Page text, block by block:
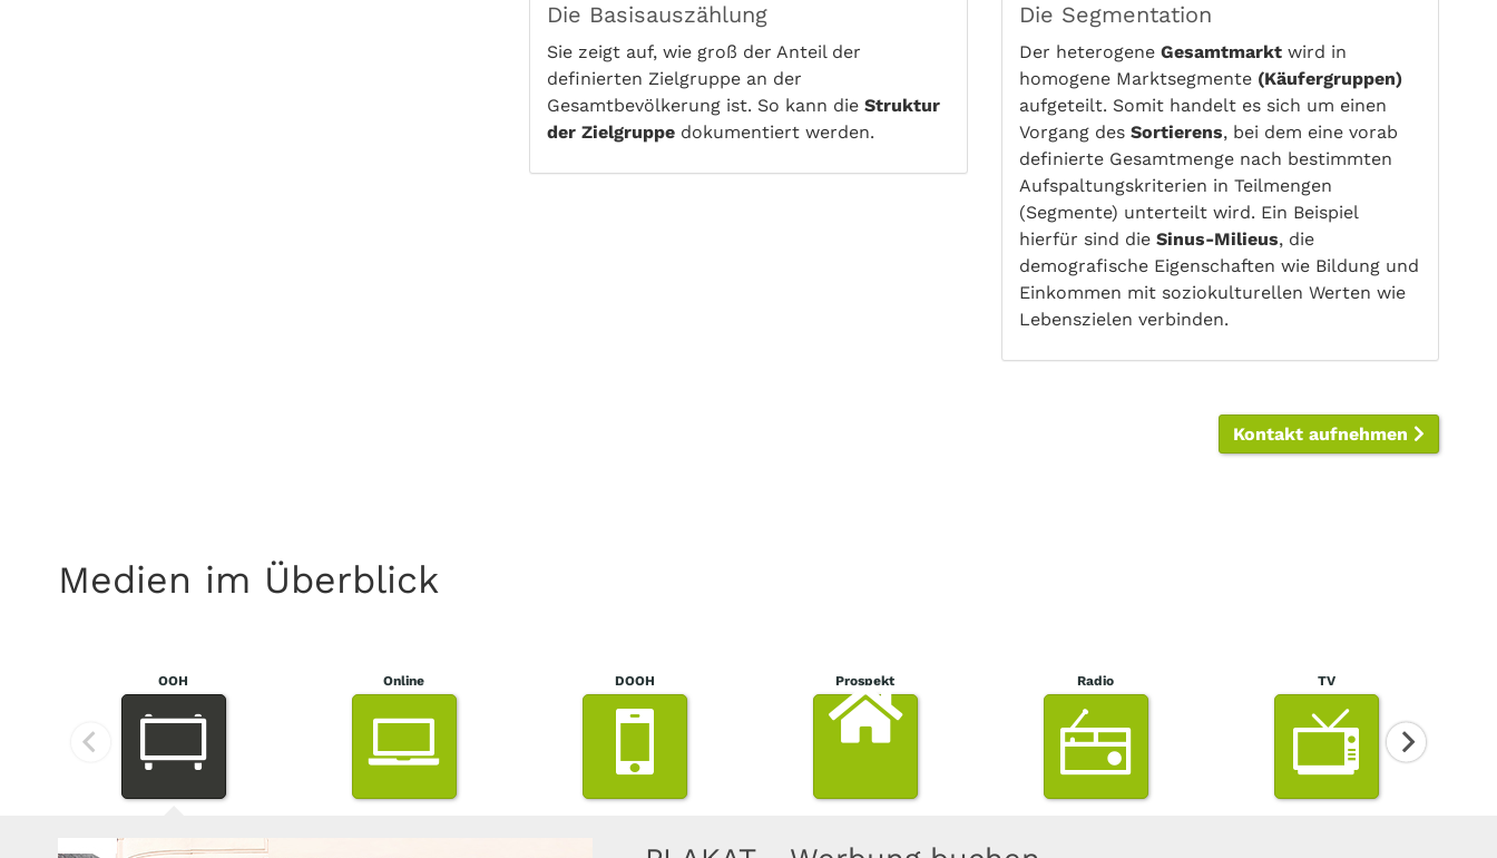
Die Basisauszählung
Sie zeigt auf, wie groß der Anteil der
definierten Zielgruppe an der
Gesamtbevölkerung ist. So kann dieStruktur
der Zielgruppe dokumentiert werden.
Die Segmentation
Der heterogene Gesamtmarkt wird in
homogene Marktsegmente (Käufergruppen)
aufgeteilt. Somit handelt es sich um einen
Vorgang des Sortierens, bei dem eine vorab
definierte Gesamtmenge nach bestimmten
Aufspaltungskriterien in Teilmengen
(Segmente) unterteilt wird. Ein Beispiel
hierfür sind die Sinus-Milieus, die
demografische Eigenschaften wie Bildung und
Einkommen mit soziokulturellen Werten wie
Lebenszielen verbinden.
Kontakt aufnehmen
Medien im Überblick
OOH Online DOOH Prospekt Radio TV